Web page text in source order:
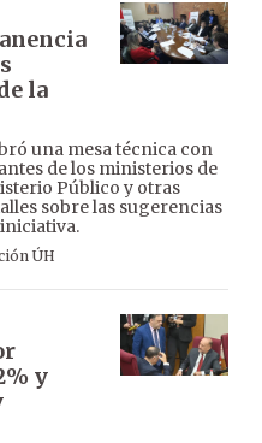
la
una mesa técnica con
de los ministerios de
Público y otras
sobre las sugerencias
ÚH
y